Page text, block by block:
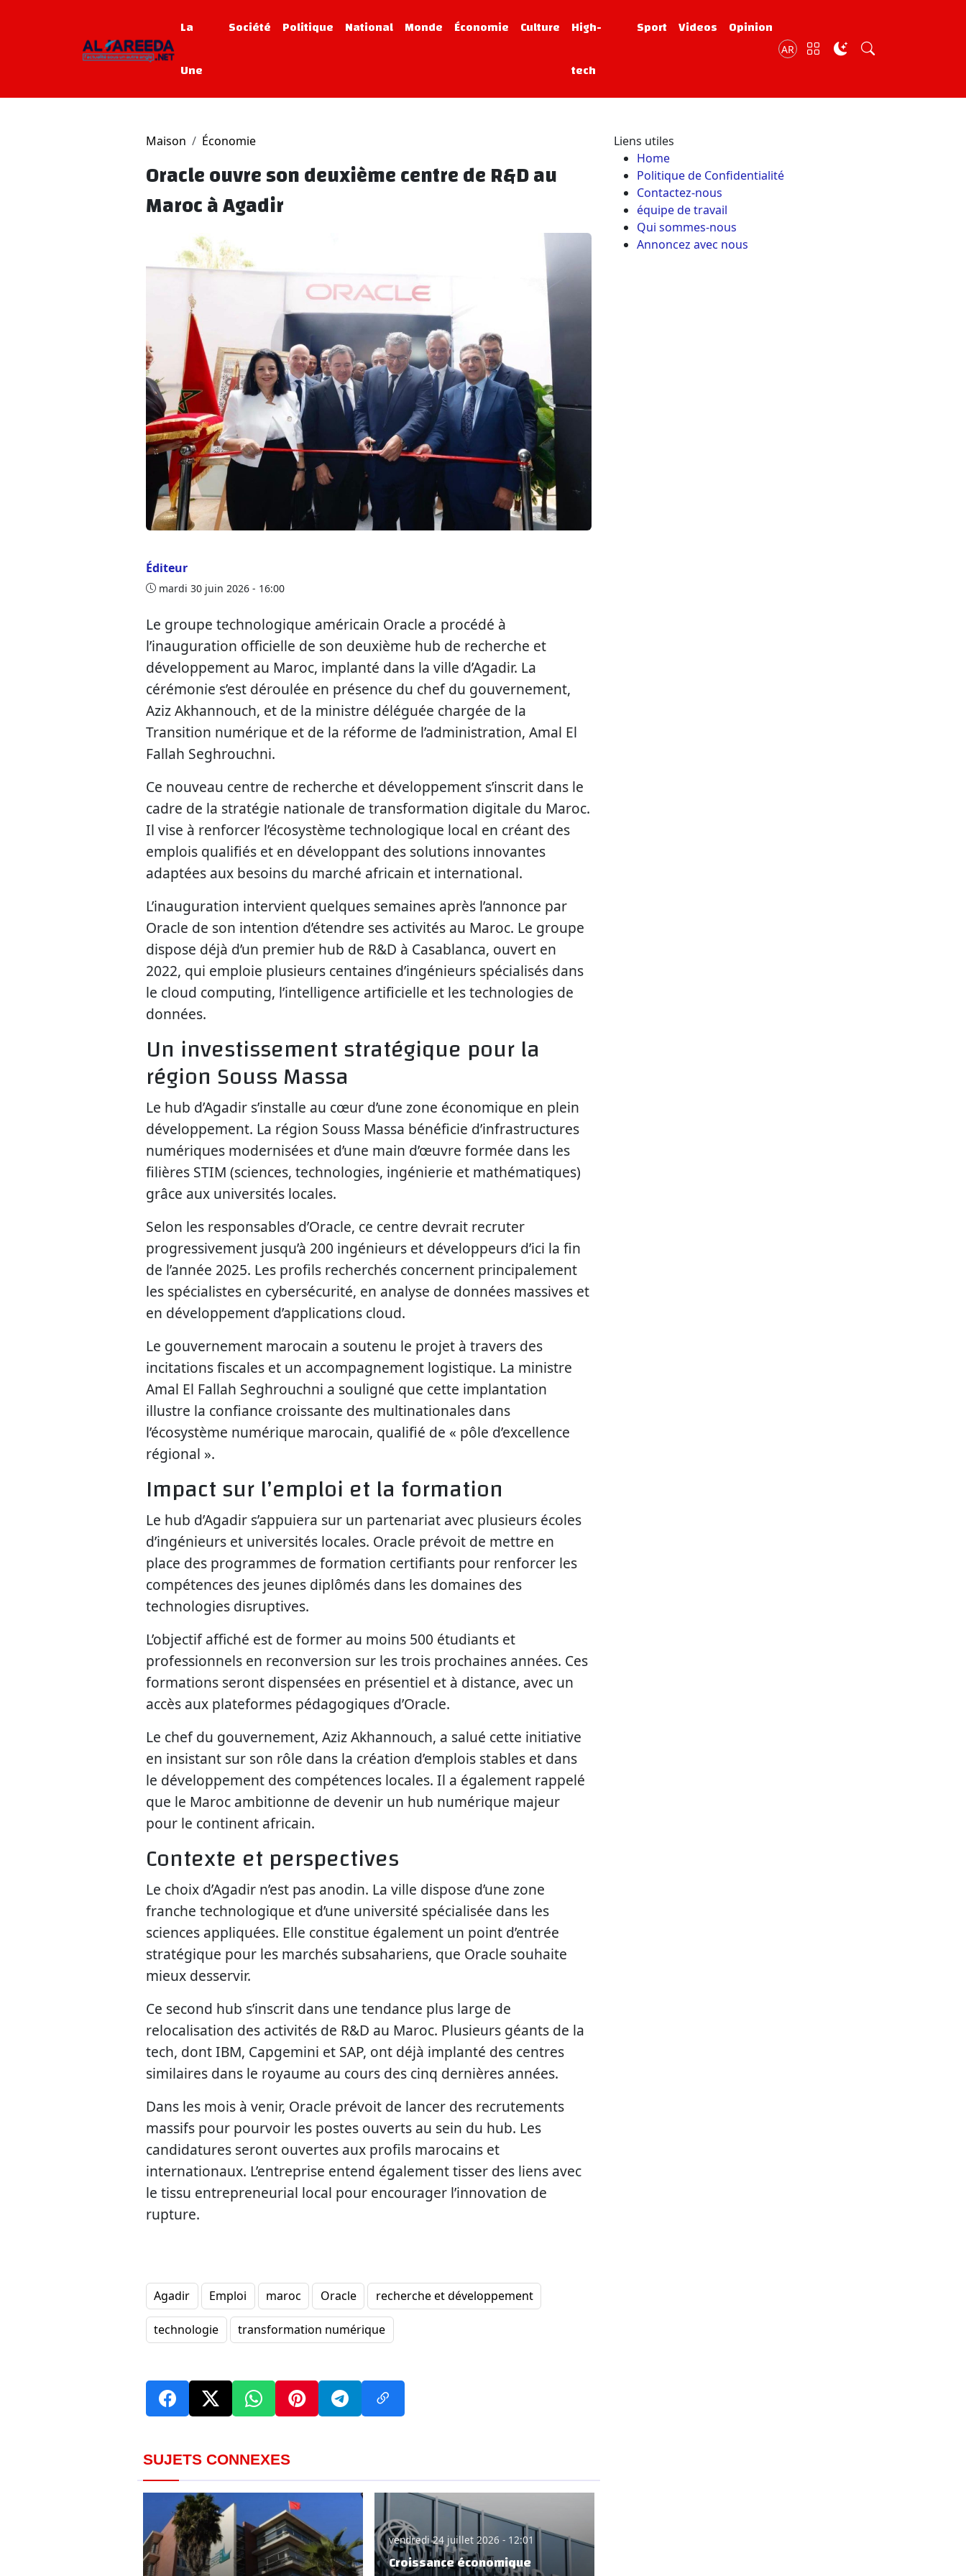
La
Une
Société Politique National Monde Économie Culture High-
tech
Sport Videos Opinion
AR
Maison Économie
Oracle ouvre son deuxième centre de R&D au
Maroc à Agadir
Éditeur
mardi 30 juin 2026 - 16:00
Le groupe technologique américain Oracle a procédé à
l’inauguration officielle de son deuxième hub de recherche et
développement au Maroc, implanté dans la ville d’Agadir. La
cérémonie s’est déroulée en présence du chef du gouvernement,
Aziz Akhannouch, et de la ministre déléguée chargée de la
Transition numérique et de la réforme de l’administration, Amal El
Fallah Seghrouchni.
Ce nouveau centre de recherche et développement s’inscrit dans le
cadre de la stratégie nationale de transformation digitale du Maroc.
Il vise à renforcer l’écosystème technologique local en créant des
emplois qualifiés et en développant des solutions innovantes
adaptées aux besoins du marché africain et international.
L’inauguration intervient quelques semaines après l’annonce par
Oracle de son intention d’étendre ses activités au Maroc. Le groupe
dispose déjà d’un premier hub de R&D à Casablanca, ouvert en
2022, qui emploie plusieurs centaines d’ingénieurs spécialisés dans
le cloud computing, l’intelligence artificielle et les technologies de
données.
Un investissement stratégique pour la
région Souss Massa
Le hub d’Agadir s’installe au cœur d’une zone économique en plein
développement. La région Souss Massa bénéficie d’infrastructures
numériques modernisées et d’une main d’œuvre formée dans les
filières STIM (sciences, technologies, ingénierie et mathématiques)
grâce aux universités locales.
Selon les responsables d’Oracle, ce centre devrait recruter
progressivement jusqu’à 200 ingénieurs et développeurs d’ici la fin
de l’année 2025. Les profils recherchés concernent principalement
les spécialistes en cybersécurité, en analyse de données massives et
en développement d’applications cloud.
Le gouvernement marocain a soutenu le projet à travers des
incitations fiscales et un accompagnement logistique. La ministre
Amal El Fallah Seghrouchni a souligné que cette implantation
illustre la confiance croissante des multinationales dans
l’écosystème numérique marocain, qualifié de « pôle d’excellence
régional ».
Impact sur l’emploi et la formation
Le hub d’Agadir s’appuiera sur un partenariat avec plusieurs écoles
d’ingénieurs et universités locales. Oracle prévoit de mettre en
place des programmes de formation certifiants pour renforcer les
compétences des jeunes diplômés dans les domaines des
technologies disruptives.
L’objectif affiché est de former au moins 500 étudiants et
professionnels en reconversion sur les trois prochaines années. Ces
formations seront dispensées en présentiel et à distance, avec un
accès aux plateformes pédagogiques d’Oracle.
Le chef du gouvernement, Aziz Akhannouch, a salué cette initiative
en insistant sur son rôle dans la création d’emplois stables et dans
le développement des compétences locales. Il a également rappelé
que le Maroc ambitionne de devenir un hub numérique majeur
pour le continent africain.
Contexte et perspectives
Le choix d’Agadir n’est pas anodin. La ville dispose d’une zone
franche technologique et d’une université spécialisée dans les
sciences appliquées. Elle constitue également un point d’entrée
stratégique pour les marchés subsahariens, que Oracle souhaite
mieux desservir.
Ce second hub s’inscrit dans une tendance plus large de
relocalisation des activités de R&D au Maroc. Plusieurs géants de la
tech, dont IBM, Capgemini et SAP, ont déjà implanté des centres
similaires dans le royaume au cours des cinq dernières années.
Dans les mois à venir, Oracle prévoit de lancer des recrutements
massifs pour pourvoir les postes ouverts au sein du hub. Les
candidatures seront ouvertes aux profils marocains et
internationaux. L’entreprise entend également tisser des liens avec
le tissu entrepreneurial local pour encourager l’innovation de
rupture.
Agadir Emploi maroc Oracle recherche et développement
technologie transformation numérique
SUJETS CONNEXES
vendredi 24 juillet 2026 - 12:01
Croissance économique
Liens utiles
Home
Politique de Confidentialité
Contactez-nous
équipe de travail
Qui sommes-nous
Annoncez avec nous